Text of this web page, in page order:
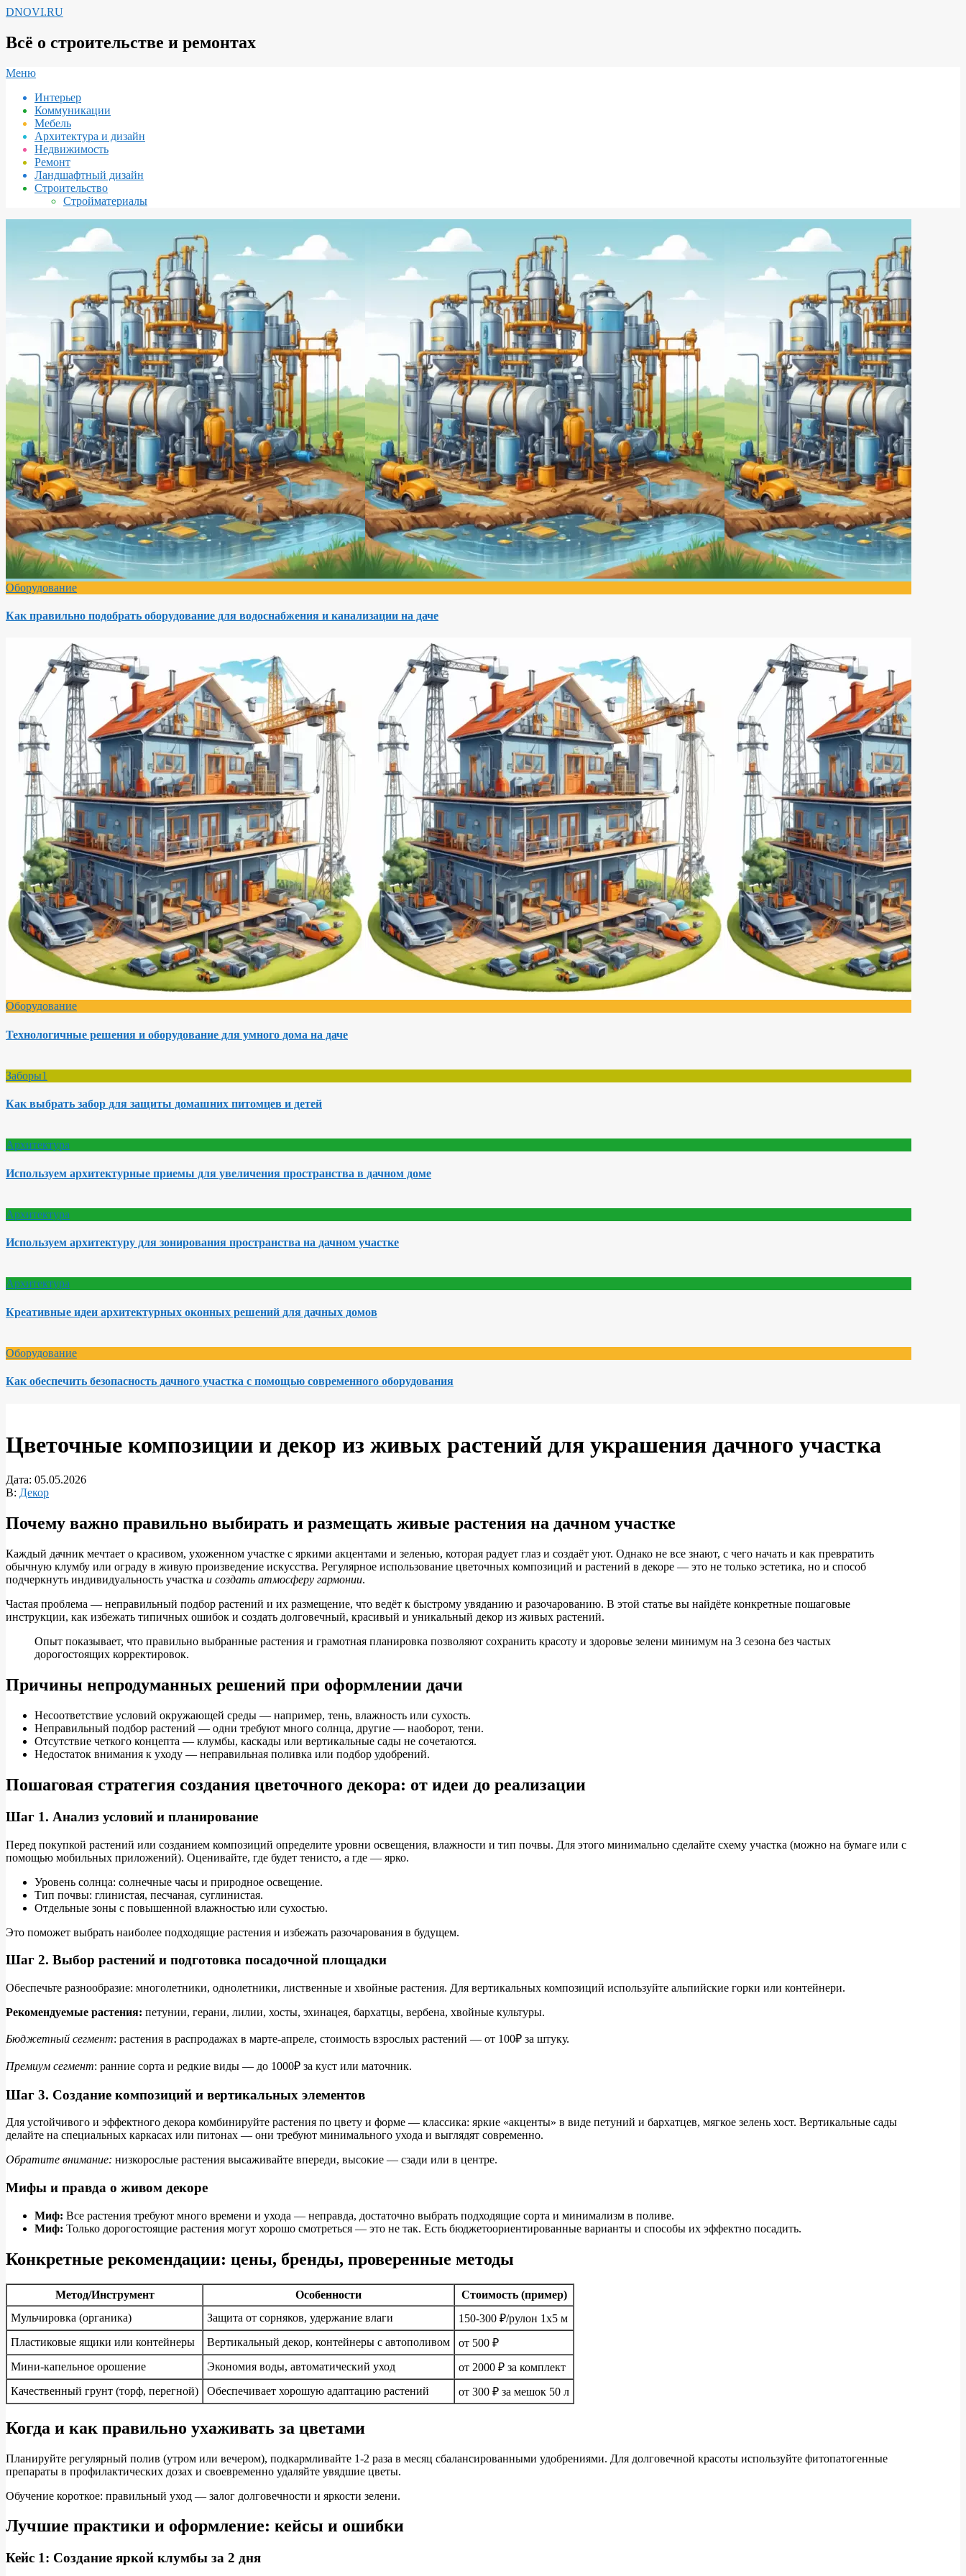
Перейти
содержимому
DNOVI.RU
Всё о строительстве и ремонтах
Вторичное
навигации
Меню
Интерьер
Коммуникации
Мебель
Архитектура и дизайн
Недвижимость
Ремонт
Ландшафтный дизайн
Строительство
Стройматериалы
Оборудование
Как правильно подобрать оборудование для водоснабжения и канализации на даче
Оборудование
Технологичные решения и оборудование для умного дома на даче
Заборы1
Как выбрать забор для защиты домашних питомцев и детей
Архитектура
Используем архитектурные приемы для увеличения пространства в дачном доме
Архитектура
Используем архитектуру для зонирования пространства на дачном участке
Архитектура
Креативные идеи архитектурных оконных решений для дачных домов
Оборудование
Как обеспечить безопасность дачного участка с помощью современного оборудования
Цветочные композиции и декор из живых растений для украшения дачного участка
Дата: 05.05.2026
В: Декор
Почему важно правильно выбирать и размещать живые растения на дачном участке
Каждый дачник мечтает о красивом, ухоженном участке с яркими акцентами и зеленью, которая радует глаз и создаёт уют. Однако не все знают, с чего начать и как превратить
обычную клумбу или ограду в живую произведение искусства. Регулярное использование цветочных композиций и растений в декоре — это не только эстетика, но и способ
подчеркнуть индивидуальность участка и создать атмосферу гармонии.
Частая проблема — неправильный подбор растений и их размещение, что ведёт к быстрому увяданию и разочарованию. В этой статье вы найдёте конкретные пошаговые
инструкции, как избежать типичных ошибок и создать долговечный, красивый и уникальный декор из живых растений.
Опыт показывает, что правильно выбранные растения и грамотная планировка позволяют сохранить красоту и здоровье зелени минимум на 3 сезона без частых
дорогостоящих корректировок.
Причины непродуманных решений при оформлении дачи
Несоответствие условий окружающей среды — например, тень, влажность или сухость.
Неправильный подбор растений — одни требуют много солнца, другие — наоборот, тени.
Отсутствие четкого концепта — клумбы, каскады или вертикальные сады не сочетаются.
Недостаток внимания к уходу — неправильная поливка или подбор удобрений.
Пошаговая стратегия создания цветочного декора: от идеи до реализации
Шаг 1. Анализ условий и планирование
Перед покупкой растений или созданием композиций определите уровни освещения, влажности и тип почвы. Для этого минимально сделайте схему участка (можно на бумаге или с
помощью мобильных приложений). Оценивайте, где будет тенисто, а где — ярко.
Уровень солнца: солнечные часы и природное освещение.
Тип почвы: глинистая, песчаная, суглинистая.
Отдельные зоны с повышенной влажностью или сухостью.
Это поможет выбрать наиболее подходящие растения и избежать разочарования в будущем.
Шаг 2. Выбор растений и подготовка посадочной площадки
Обеспечьте разнообразие: многолетники, однолетники, лиственные и хвойные растения. Для вертикальных композиций используйте альпийские горки или контейнери.
Рекомендуемые растения: петунии, герани, лилии, хосты, эхинацея, бархатцы, вербена, хвойные культуры.
Бюджетный сегмент: растения в распродажах в марте-апреле, стоимость взрослых растений — от 100₽ за штуку.
Премиум сегмент: ранние сорта и редкие виды — до 1000₽ за куст или маточник.
Шаг 3. Создание композиций и вертикальных элементов
Для устойчивого и эффектного декора комбинируйте растения по цвету и форме — классика: яркие «акценты» в виде петуний и бархатцев, мягкое зелень хост. Вертикальные сады
делайте на специальных каркасах или питонах — они требуют минимального ухода и выглядят современно.
Обратите внимание: низкорослые растения высаживайте впереди, высокие — сзади или в центре.
Мифы и правда о живом декоре
Миф: Все растения требуют много времени и ухода — неправда, достаточно выбрать подходящие сорта и минимализм в поливе.
Миф: Только дорогостоящие растения могут хорошо смотреться — это не так. Есть бюджетоориентированные варианты и способы их эффектно посадить.
Конкретные рекомендации: цены, бренды, проверенные методы
Метод/Инструмент Особенности
Стоимость (пример)
Мульчировка (органика)
Защита от сорняков, удержание влаги
150-300 ₽/рулон 1х5 м
Пластиковые ящики или контейнеры
Вертикальный декор, контейнеры с автополивом
от 500 ₽
Мини-капельное орошение
Экономия воды, автоматический уход
от 2000 ₽ за комплект
Качественный грунт (торф, перегной)
Обеспечивает хорошую адаптацию растений от 300 ₽ за мешок 50 л
Когда и как правильно ухаживать за цветами
Планируйте регулярный полив (утром или вечером), подкармливайте 1-2 раза в месяц сбалансированными удобрениями. Для долговечной красоты используйте фитопатогенные
препараты в профилактических дозах и своевременно удаляйте увядшие цветы.
Обучение короткое: правильный уход — залог долговечности и яркости зелени.
Лучшие практики и оформление: кейсы и ошибки
Кейс 1: Создание яркой клумбы за 2 дня